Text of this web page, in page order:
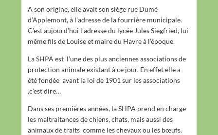
A son origine, elle avait son siège rue Dumé
d’Applemont, à l’adresse de la fourrière municipale.
C’est aujourd’hui l’adresse du lycée Jules Siegfried, lui
même fils de Louise et maire du Havre à l’époque.
La SHPA est l’une des plus anciennes associations de
protection animale existant à ce jour. En effet elle a
été fondée avant la loi de 1901 sur les associations
,c’est dire…
Dans ses premières années, la SHPA prend en charge
les maltraitances de chiens, chats, mais aussi des
animaux de traits comme les chevaux ou les bœufs.